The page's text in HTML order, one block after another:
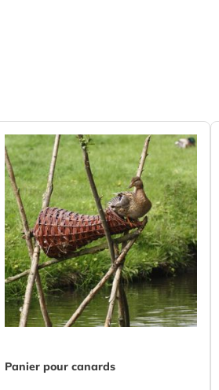
Panier pour canards